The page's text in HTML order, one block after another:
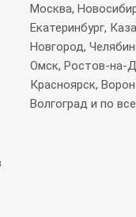
Москва,
Екатеринбург,
Новгород,
Омск, Ростов-на-
Красноярск,
Волгоград и по